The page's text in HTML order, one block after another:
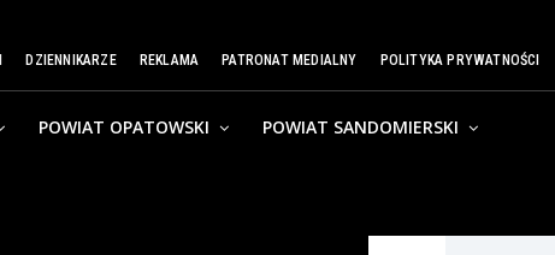
DZIENNIKARZE REKLAMA PATRONAT MEDIALNY POLITYKA PRYWATNOŚCI
POWIAT OPATOWSKI POWIAT SANDOMIERSKI